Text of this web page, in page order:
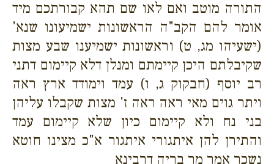
התורה מוטב ואם לאו שם תהא קבורתכם מיד
אומר להם הקב"ה הראשונות ישמיעונו שנא'
(ישעיהו מג, ט) וראשונות ישמיענו שבע מצות
שקיבלתם היכן קיימתם ומנלן דלא קיימום דתני
רב יוסף (חבקוק ג, ו) עמד וימודד ארץ ראה
ויתר גוים מאי ראה ראה ז' מצות שקבלו עליהן
בני נח ולא קיימום כיון שלא קיימום עמד
והתירן להן איתגורי איתגור א"כ מצינו חוטא
נשכר אמר מר בריה דרבינא